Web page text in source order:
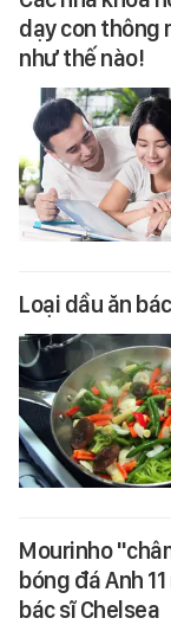
dạy con thông
như thế nào!
Loại dầu ăn
Mourinho
bóng đá Anh
bác sĩ Chelsea